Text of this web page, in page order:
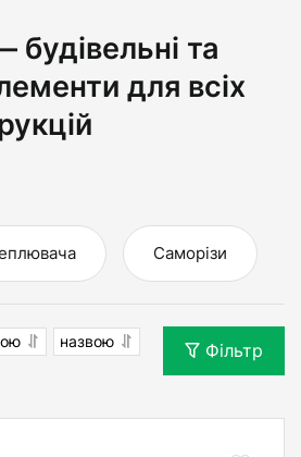
будівельні та
для всіх
Саморізи
назвою
Фільтр